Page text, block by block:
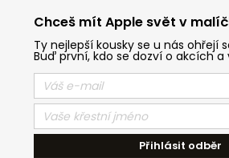
Chceš mít Apple svět v
Ty nejlepší kousky se u nás ohřejí
Buď první, kdo se dozví o akcích a
Přihlásit odběr